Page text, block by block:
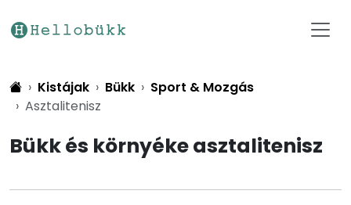
Kistájak Bükk
Sport & Mozgás
Asztalitenisz
Bükk és környéke asztalitenisz